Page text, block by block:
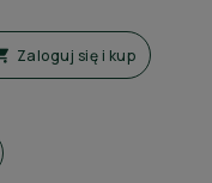
Zaloguj się i kup